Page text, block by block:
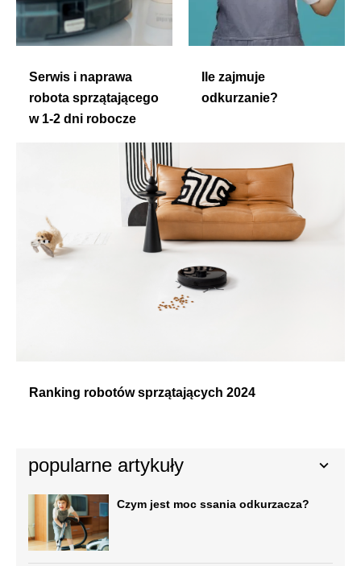
popularne artykuły
Czym jest moc ssania odkurzacza?
Serwis i naprawa
robota sprzątającego
w 1-2 dni robocze
Ile zajmuje
odkurzanie?
Ranking robotów sprzątających 2024